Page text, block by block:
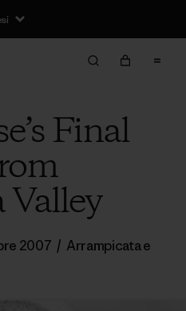
Final
Valley
2007 / Arrampicata e